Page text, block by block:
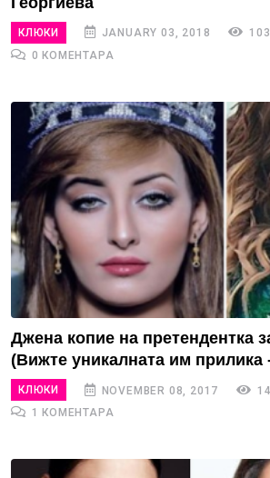
КЛЮКИ JANUARY 03, 2018
0 КОМЕНТАРА
Джена копие на претендентка
(Вижте уникалната им прилика
КЛЮКИ NOVEMBER 08, 2017
1 КОМЕНТАРА